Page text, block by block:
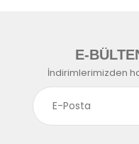
E-
İndirimlerimizden